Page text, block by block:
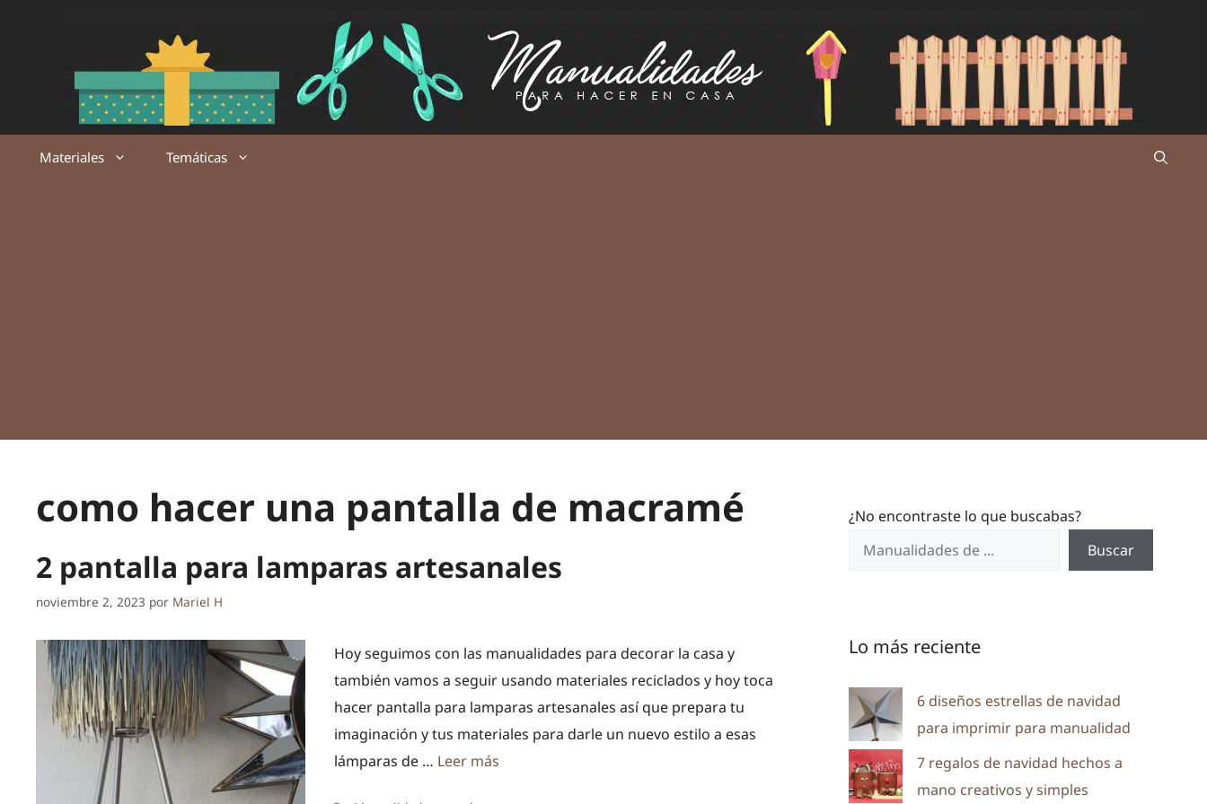
Materiales Temáticas
como hacer una pantalla de macramé
2 pantalla para lamparas artesanales
noviembre 2, 2023 por Mariel H
Hoy seguimos con las manualidades para decorar la casa y
también vamos a seguir usando materiales reciclados y hoy toca
hacer pantalla para lamparas artesanales así que prepara tu
imaginación y tus materiales para darle un nuevo estilo a esas
lámparas de … Leer más
¿No encontraste lo que buscabas?
Buscar
Lo más reciente
6 diseños estrellas de navidad
para imprimir para manualidad
7 regalos de navidad hechos a
mano creativos y simples